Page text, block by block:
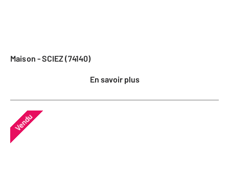
Maison - SCIEZ (74140)
En savoir plus
Vendu